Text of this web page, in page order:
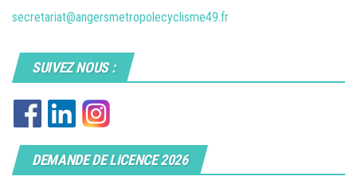
secretariat@angersmetropolecyclisme49.fr
SUIVEZ NOUS :
DEMANDE DE LICENCE 2026